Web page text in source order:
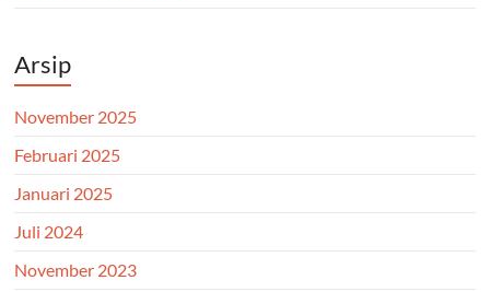
Arsip
November 2025
Februari 2025
Januari 2025
Juli 2024
November 2023